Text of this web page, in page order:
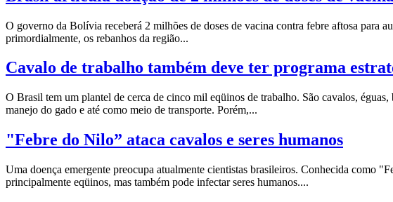
O governo da Bolívia receberá 2 milhões de doses de vacina contra febre aftosa para
primordialmente, os rebanhos da região...
Cavalo de trabalho também deve ter programa
O Brasil tem um plantel de cerca de cinco mil eqüinos de trabalho. São cavalos,
manejo do gado e até como meio de transporte. Porém,...
"Febre do Nilo” ataca cavalos e seres humanos
Uma doença emergente preocupa atualmente cientistas brasileiros. Conhecida
principalmente eqüinos, mas também pode infectar seres humanos....